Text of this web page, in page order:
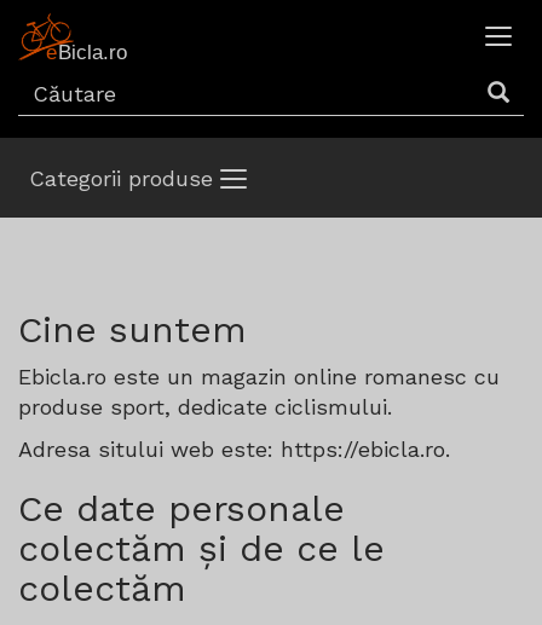
Categorii produse
Cine suntem
Ebicla.ro este un magazin online romanesc cu
produse sport, dedicate ciclismului.
Adresa sitului web este: https://ebicla.ro.
Ce date personale
colectăm și de ce le
colectăm